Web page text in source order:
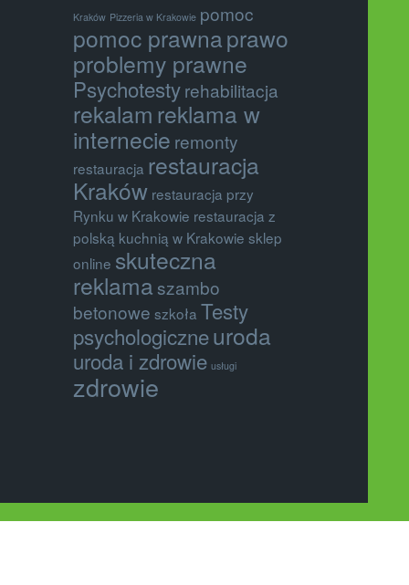
Kraków Pizzeria w Krakowie pomoc
pomoc prawnaprawo
problemy prawne
Psychotestyrehabilitacja
rekalam reklama w
internecie remonty
restauracja restauracja
Kraków restauracja przy
Rynku w Krakowie restauracja z
polską kuchnią w Krakowie sklep
online skuteczna
reklama szambo
betonowe szkoła Testy
psychologiczneuroda
uroda i zdrowie usługi
zdrowie